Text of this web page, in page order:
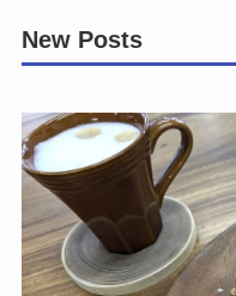
New Posts